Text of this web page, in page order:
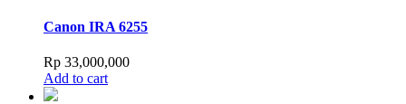
Canon IRA 6255
Rp 33,000,000
Add to cart